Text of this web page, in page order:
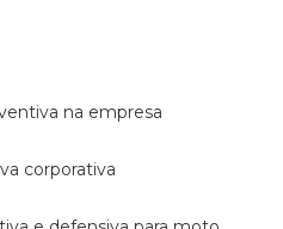
na empresa
corporativa